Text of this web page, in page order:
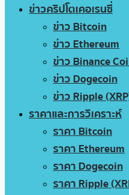
ข่าวคริปโตเคอเรนซี่
ข่าว Bitcoin
ข่าว Ethereum
ข่าว Binance
ข่าว Dogecoin
ข่าว Ripple
ราคาและการวิเคราะห์
ราคา Bitcoin
ราคา Ethereum
ราคา Dogecoin
ราคา Ripple